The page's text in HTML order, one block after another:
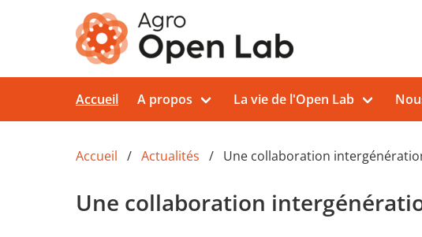
Aller au contenu principal
Accueil A propos La vie de l'Open Lab
Accueil Actualités Une collaboration
Une collaboration